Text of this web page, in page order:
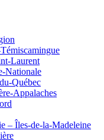
Laurent
Nationale
Québec
Appalaches
– Îles-de-la-Madeleine